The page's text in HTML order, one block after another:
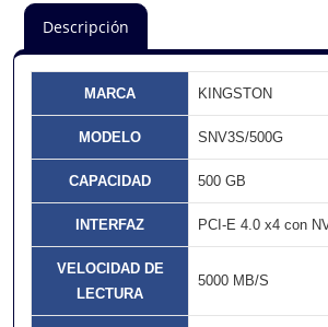
Descripción
MARCA KINGSTON
MODELO SNV3S/500G
CAPACIDAD 500 GB
INTERFAZ PCI-E 4.0 x4 con
VELOCIDAD DE
LECTURA
5000 MB/S